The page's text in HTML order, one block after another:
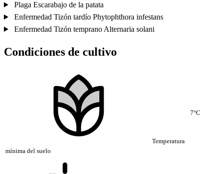
Plaga Escarabajo de la patata
Enfermedad Tizón tardío Phytophthora infestans
Enfermedad Tizón temprano Alternaria solani
Condiciones de cultivo
Temperatura
mínima del suelo
7°C